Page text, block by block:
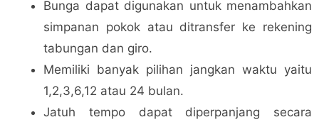
Bunga dapat digunakan untuk menambahkan
simpanan pokok atau ditransfer ke rekening
tabungan dan giro.
Memiliki banyak pilihan jangkan waktu yaitu
1,2,3,6,12 atau 24 bulan.
Jatuh tempo dapat diperpanjang secara